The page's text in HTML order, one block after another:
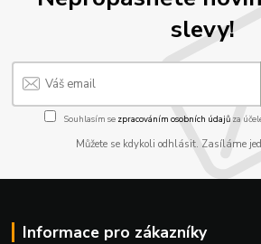
slevy!
Souhlasím se zpracováním osobních údajůza
Můžete se kdykoli odhlásit. Zasíláme
Informace pro zákazníky